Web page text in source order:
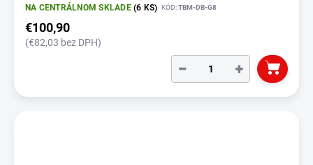
NA CENTRÁLNOM SKLADE(6 KS) KÓD:TBM-DB-G8
€100,90
(€82,03 bez DPH)
+
−